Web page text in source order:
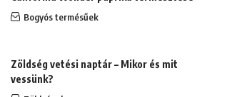
Bogyós termésűek
Zöldség vetési naptár – Mikor és mit
vessünk?